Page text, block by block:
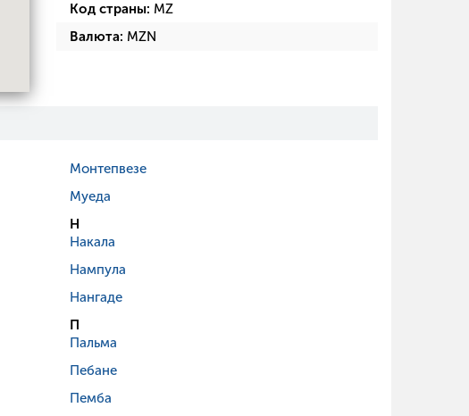
Код страны: MZ
Валюта: MZN
Монтепвезе
Муеда
Н
Накала
Нампула
Нангаде
П
Пальма
Пебане
Пемба